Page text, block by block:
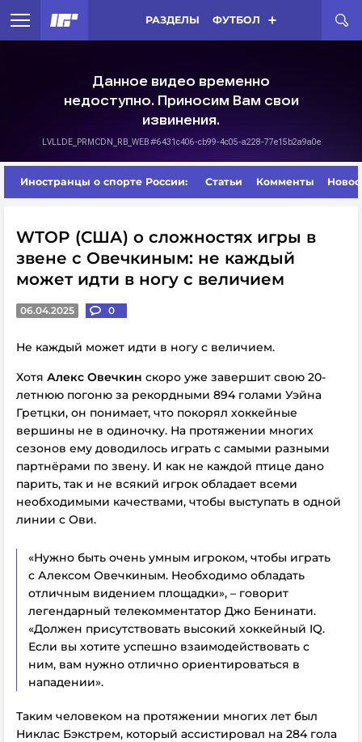
РАЗДЕЛЫ ФУТБОЛ
Иностранцы о спорте России: Статьи Комменты
WTOP (США) о сложностях игры в
звене с Овечкиным: не каждый
может идти в ногу с величием
06.04.2025 0
Не каждый может идти в ногу с величием.
Хотя Алекс Овечкин скоро уже завершит свою 20-
летнюю погоню за рекордными 894 голами Уэйна
Гретцки, он понимает, что покорял хоккейные
вершины не в одиночку. На протяжении многих
сезонов ему доводилось играть с самыми разными
партнёрами по звену. И как не каждой птице дано
парить, так и не всякий игрок обладает всеми
необходимыми качествами, чтобы выступать в одной
линии с Ови.
«Нужно быть очень умным игроком, чтобы играть
с Алексом Овечкиным. Необходимо обладать
отличным видением площадки», – говорит
легендарный телекомментатор Джо Бенинати.
«Должен присутствовать высокий хоккейный IQ.
Если вы хотите успешно взаимодействовать с
ним, вам нужно отлично ориентироваться в
нападении».
Таким человеком на протяжении многих лет был
Никлас Бэкстрем, который ассистировал на 284 гола